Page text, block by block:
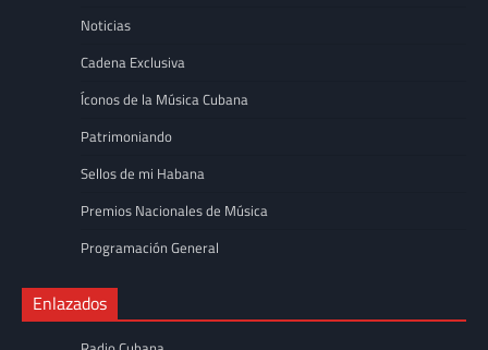
Noticias
Cadena Exclusiva
Íconos de la Música Cubana
Patrimoniando
Sellos de mi Habana
Premios Nacionales de Música
Programación General
Enlazados